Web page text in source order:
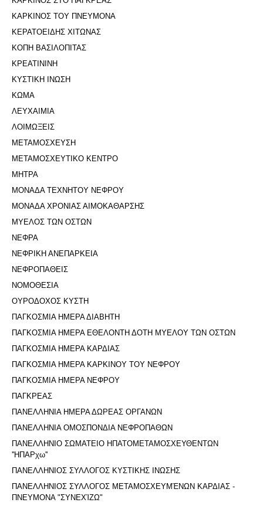
ΚΑΡΚΙΝΟΣ ΤΟΥ ΠΝΕΥΜΟΝΑ
ΚΕΡΑΤΟΕΙΔΗΣ ΧΙΤΩΝΑΣ
ΚΟΠΗ ΒΑΣΙΛΟΠΙΤΑΣ
ΚΡΕΑΤΙΝΙΝΗ
ΚΥΣΤΙΚΗ ΙΝΩΣΗ
ΚΩΜΑ
ΛΕΥΧΑΙΜΙΑ
ΛΟΙΜΩΞΕΙΣ
ΜΕΤΑΜΟΣΧΕΥΣΗ
ΜΕΤΑΜΟΣΧΕΥΤΙΚΟ ΚΕΝΤΡΟ
ΜΗΤΡΑ
ΜΟΝΑΔΑ ΤΕΧΝΗΤΟΥ ΝΕΦΡΟΥ
ΜΟΝΑΔΑ ΧΡΟΝΙΑΣ ΑΙΜΟΚΑΘΑΡΣΗΣ
ΜΥΕΛΟΣ ΤΩΝ ΟΣΤΩΝ
ΝΕΦΡΑ
ΝΕΦΡΙΚΗ ΑΝΕΠΑΡΚΕΙΑ
ΝΕΦΡΟΠΑΘΕΙΣ
ΝΟΜΟΘΕΣΙΑ
ΟΥΡΟΔΟΧΟΣ ΚΥΣΤΗ
ΠΑΓΚΟΣΜΙΑ ΗΜΕΡΑ ΔΙΑΒΗΤΗ
ΠΑΓΚΟΣΜΙΑ ΗΜΕΡΑ ΕΘΕΛΟΝΤΗ ΔΟΤΗ ΜΥΕΛΟΥ ΤΩΝ ΟΣΤΩΝ
ΠΑΓΚΟΣΜΙΑ ΗΜΕΡΑ ΚΑΡΔΙΑΣ
ΠΑΓΚΟΣΜΙΑ ΗΜΕΡΑ ΚΑΡΚΙΝΟΥ ΤΟΥ ΝΕΦΡΟΥ
ΠΑΓΚΟΣΜΙΑ ΗΜΕΡΑ ΝΕΦΡΟΥ
ΠΑΓΚΡΕΑΣ
ΠΑΝΕΛΛΗΝΙΑ ΗΜΕΡΑ ΔΩΡΕΑΣ ΟΡΓΑΝΩΝ
ΠΑΝΕΛΛΗΝΙΑ ΟΜΟΣΠΟΝΔΙΑ ΝΕΦΡΟΠΑΘΩΝ
ΠΑΝΕΛΛΗΝΙΟ ΣΩΜΑΤΕΙΟ ΗΠΑΤΟΜΕΤΑΜΟΣΧΕΥΘΕΝΤΩΝ
''ΗΠΑΡχω''
ΠΑΝΕΛΛΗΝΙΟΣ ΣΥΛΛΟΓΟΣ ΚΥΣΤΙΚΗΣ ΙΝΩΣΗΣ
ΠΑΝΕΛΛΗΝΙΟΣ ΣΥΛΛΟΓΟΣ ΜΕΤΑΜΟΣΧΕΥΜΈΝΩΝ ΚΑΡΔΙΑΣ -
ΠΝΕΥΜΟΝΑ "ΣΥΝΕΧΊΖΩ"